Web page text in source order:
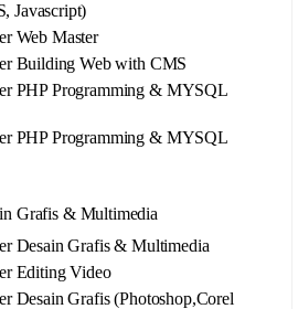
Javascript)
Web Master
Building Web with CMS
PHP Programming & MYSQL
PHP Programming & MYSQL
Grafis & Multimedia
Desain Grafis & Multimedia
Editing Video
Desain Grafis (Photoshop,Corel